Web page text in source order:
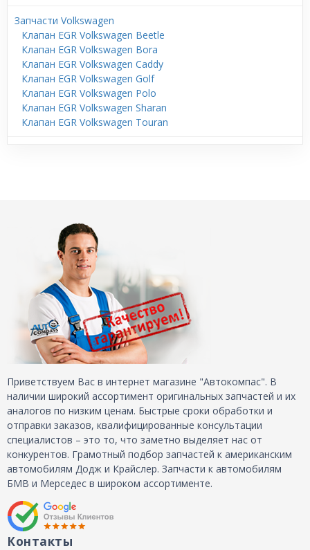
Запчасти Volkswagen
Клапан EGR Volkswagen Beetle
Клапан EGR Volkswagen Bora
Клапан EGR Volkswagen Caddy
Клапан EGR Volkswagen Golf
Клапан EGR Volkswagen Polo
Клапан EGR Volkswagen Sharan
Клапан EGR Volkswagen Touran
Приветствуем Вас в интернет магазине "Автокомпас". В
наличии широкий ассортимент оригинальных запчастей и их
аналогов по низким ценам. Быстрые сроки обработки и
отправки заказов, квалифицированные консультации
специалистов – это то, что заметно выделяет нас от
конкурентов. Грамотный подбор запчастей к американским
автомобилям Додж и Крайслер. Запчасти к автомобилям
БМВ и Мерседес в широком ассортименте.
Контакты